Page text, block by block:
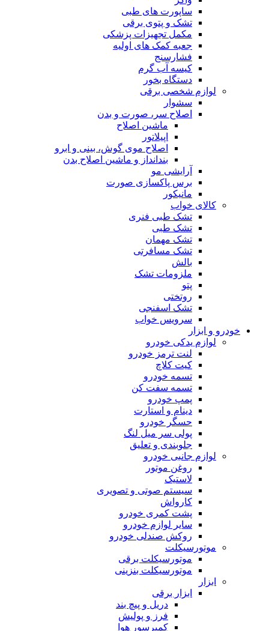
ساپورت های طبی
تشک و پتوی برقی
مکمل تجهیزات پزشکی
جعبه کمک های اولیه
فشارسنج
کیسه آب گرم
دستگاه بخور
لوازم شخصی برقی
سشوار
اصلاح سر، صورت و بدن
ماشین اصلاح
اپیلاتور
اصلاح موی گوش، بینی و ابرو
بندانداز و ماشین اصلاح بدن
آرایشی مو
برس پاکسازی صورت
مانیکور
کالای خواب
تشک طبی فنری
تشک طبی
تشک مهمان
تشک مسافرتی
بالش
ملزومات تشک
پتو
روتختی
تشک اسفنجی
سرویس خواب
خودرو و ابزار
لوازم یدکی خودرو
لنت ترمز خودرو
کیت کلاچ
تسمه خودرو
تسمه سفت کن
پمپ خودرو
دینام و استارت
حسگر خودرو
پولی سر میل لنگ
جلوبندی و تعلیق
لوازم جانبی خودرو
روغن موتور
لاستیک
سیستم صوتی و تصویری
کارواش
پشت کمری خودرو
سایر لوازم خودرو
روکش صندلی خودرو
موتورسیکلت
موتورسیکلت برقی
موتورسیکلت بنزینی
ابزار
ابزار برقی
دریل و پیچ بند
فرز و پولیش
کمپرسور هوا